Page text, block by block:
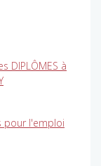
DIPLÔMES à
pour l'emploi